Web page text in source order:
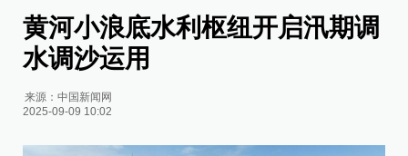
黄河小浪底水利枢纽开启汛期调
水调沙运用
来源：中国新闻网
2025-09-09 10:02